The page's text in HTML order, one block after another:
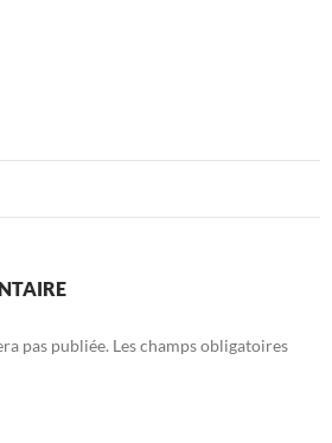
pas publiée. Les champs obligatoires